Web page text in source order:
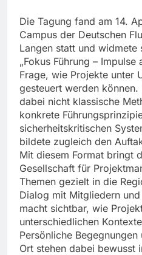
Die Tagung fand am 14.
Campus der Deutschen
Langen statt und widmete
„Fokus Führung –
Frage, wie Projekte unter
gesteuert werden können.
dabei nicht klassische
konkrete
sicherheitskritischen
bildete zugleich den
Mit diesem Format bringt
Gesellschaft für
Themen gezielt in die
Dialog mit Mitgliedern
macht sichtbar, wie
unterschiedlichen
Persönliche
Ort stehen dabei bewusst